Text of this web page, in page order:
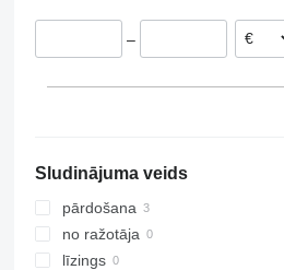
–
Sludinājuma veids
pārdošana
no ražotāja
līzings